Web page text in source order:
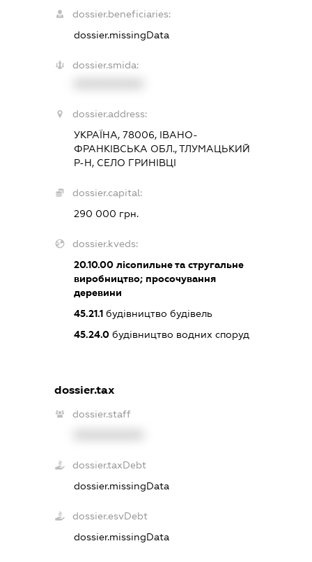
dossier.beneficiaries:
dossier.missingData
dossier.smida:
dossier.address:
УКРАЇНА, 78006, ІВАНО-
ФРАНКІВСЬКА ОБЛ., ТЛУМАЦЬКИЙ
Р-Н, СЕЛО ГРИНІВЦІ
dossier.capital:
290 000 грн.
dossier.kveds:
20.10.00 лісопильне та стругальне
виробництво; просочування
деревини
45.21.1 будівництво будівель
45.24.0 будівництво водних споруд
dossier.tax
dossier.staff
dossier.taxDebt
dossier.missingData
dossier.esvDebt
dossier.missingData